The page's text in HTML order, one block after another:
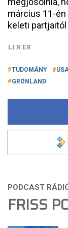
március 11-én
keleti
LINER
TUDOMÁNY
GRÖNLAND
FRISS